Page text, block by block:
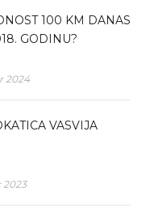
100 KM DANAS
GODINU?
2024
VASVIJA
2023